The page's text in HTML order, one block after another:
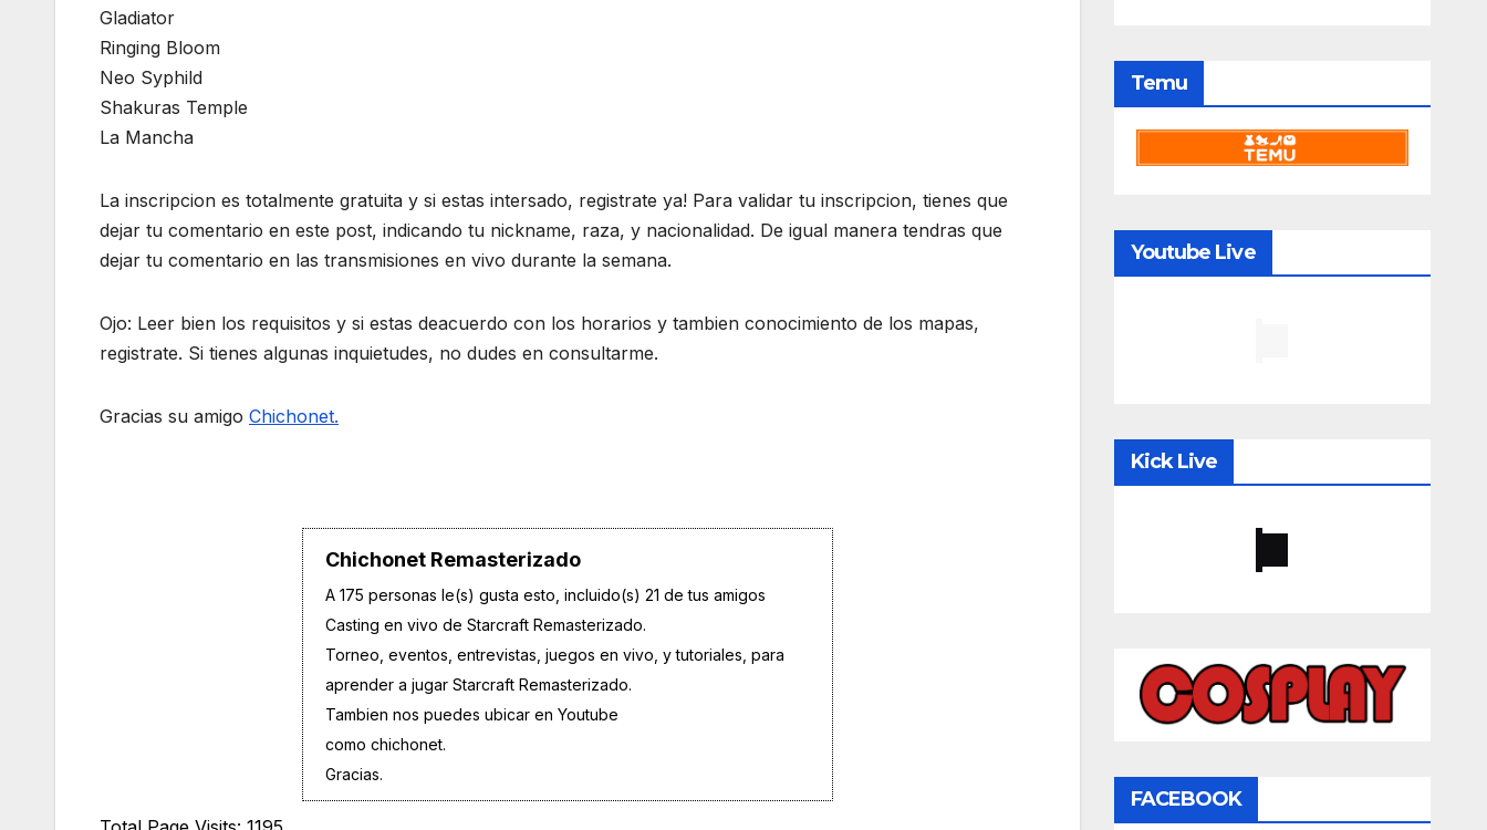
Gladiator
Ringing Bloom
Neo Syphild
Shakuras Temple
La Mancha
La inscripcion es totalmente gratuita y si estas intersado, registrate ya! Para validar tu inscripcion, tienes que
dejar tu comentario en este post, indicando tu nickname, raza, y nacionalidad. De igual manera tendras que
dejar tu comentario en las transmisiones en vivo durante la semana.
Ojo: Leer bien los requisitos y si estas deacuerdo con los horarios y tambien conocimiento de los mapas,
registrate. Si tienes algunas inquietudes, no dudes en consultarme.
Gracias su amigo Chichonet.
Chichonet Remasterizado
A 175 personas le(s) gusta esto, incluido(s) 21 de tus amigos
Casting en vivo de Starcraft Remasterizado.
Torneo, eventos, entrevistas, juegos en vivo, y tutoriales, para
aprender a jugar Starcraft Remasterizado.
Tambien nos puedes ubicar en Youtube
como chichonet.
Gracias.
Temu
Youtube Live
Kick Live
FACEBOOK